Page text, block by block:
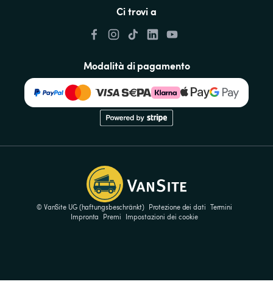
Ci trovi a
Modalità di pagamento
© VanSite UG (haftungsbeschränkt) Protezione dei dati Termini
Impronta
Premi Impostazioni dei cookie